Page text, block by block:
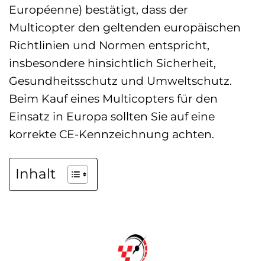
Européenne) bestätigt, dass der
Multicopter den geltenden europäischen
Richtlinien und Normen entspricht,
insbesondere hinsichtlich Sicherheit,
Gesundheitsschutz und Umweltschutz.
Beim Kauf eines Multicopters für den
Einsatz in Europa sollten Sie auf eine
korrekte CE-Kennzeichnung achten.
Inhalt